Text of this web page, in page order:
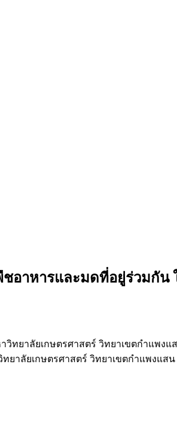
ชอาหารและมดที่อยู่ร่วมกั
ทยาลัยเกษตรศาสตร์ วิทยาเขตกำแพงแ
าลัยเกษตรศาสตร์ วิทยาเขตกำแพงแสน